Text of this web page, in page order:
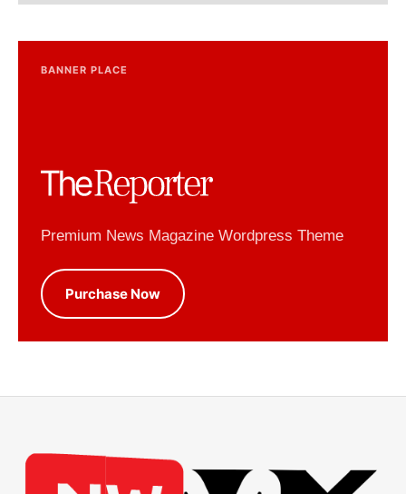
BANNER PLACE
Premium News Magazine Wordpress Theme
Purchase Now